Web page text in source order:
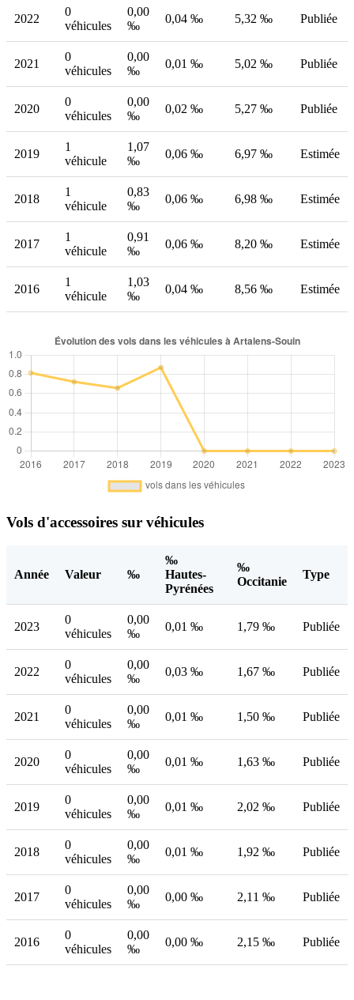
2022
0
véhicules
0,00
‰
0,04 ‰ 5,32 ‰ Publiée
2021
0
véhicules
0,00
‰
0,01 ‰ 5,02 ‰ Publiée
2020
0
véhicules
0,00
‰
0,02 ‰ 5,27 ‰ Publiée
2019
1
véhicule
1,07
‰
0,06 ‰ 6,97 ‰ Estimée
2018
1
véhicule
0,83
‰
0,06 ‰ 6,98 ‰ Estimée
2017
1
véhicule
0,91
‰
0,06 ‰ 8,20 ‰ Estimée
2016
1
véhicule
1,03
‰
0,04 ‰ 8,56 ‰ Estimée
Vols d'accessoires sur véhicules
Année Valeur ‰
‰
Hautes-
Pyrénées
‰
Occitanie
Type
2023
0
véhicules
0,00
‰
0,01 ‰ 1,79 ‰ Publiée
2022
0
véhicules
0,00
‰
0,03 ‰ 1,67 ‰ Publiée
2021
0
véhicules
0,00
‰
0,01 ‰ 1,50 ‰ Publiée
2020
0
véhicules
0,00
‰
0,01 ‰ 1,63 ‰ Publiée
2019
0
véhicules
0,00
‰
0,01 ‰ 2,02 ‰ Publiée
2018
0
véhicules
0,00
‰
0,01 ‰ 1,92 ‰ Publiée
2017
0
véhicules
0,00
‰
0,00 ‰ 2,11 ‰ Publiée
2016
0
véhicules
0,00
‰
0,00 ‰ 2,15 ‰ Publiée